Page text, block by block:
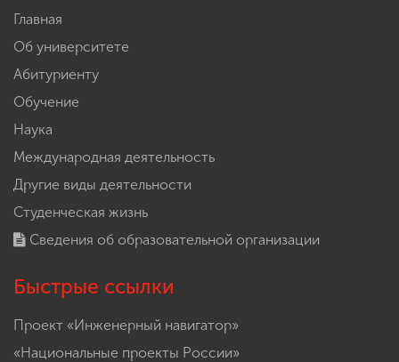
Главная
Об университете
Абитуриенту
Обучение
Наука
Международная деятельность
Другие виды деятельности
Студенческая жизнь
Сведения об образовательной организации
Быстрые ссылки
Проект «Инженерный навигатор»
«Национальные проекты России»